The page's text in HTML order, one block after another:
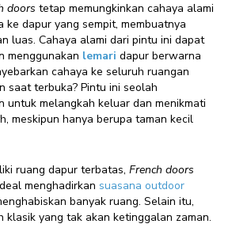
doors tetap memungkinkan cahaya alami
ke dapur yang sempit, membuatnya
luas. Cahaya alami dari pintu ini dapat
menggunakan lemari dapur berwarna
cahaya ke seluruh ruangan
saat terbuka? Pintu ini seolah
untuk melangkah keluar dan menikmati
meskipun hanya berupa taman kecil
ruang dapur terbatas, French doors
menghadirkan suasana outdoor
banyak ruang. Selain itu,
klasik yang tak akan ketinggalan zaman.